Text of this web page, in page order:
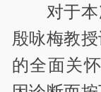
对于
殷咏梅教
的全面关